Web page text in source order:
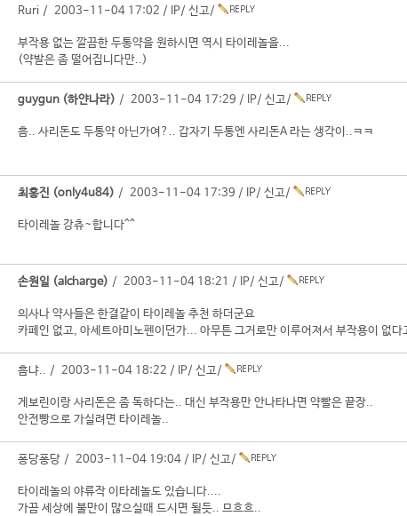
Ruri / 2003-11-04 17:02 / IP/ 신고/
부작용 없는 깔끔한 두통약을 원하시면 역시 타이레놀을...
(약발은 좀 떨어집니다만..)
guygun (하얀나라) / 2003-11-04 17:29 / IP/ 신고/
흠.. 사리돈도 두통약 아닌가여?.. 갑자기 두통엔 사리돈A 라는 생각이..ㅋㅋ
최홍진 (only4u84) / 2003-11-04 17:39 / IP/ 신고/
타이레놀 강츄~합니다^^
손원일 (alcharge) / 2003-11-04 18:21 / IP/ 신고/
의사나 약사들은 한결같이 타이레놀 추천 하더군요
카페인 없고, 아세트아미노펜이던가... 아무튼 그거로만 이루어져서 부작용이 없다
흠냐.. / 2003-11-04 18:22 / IP/ 신고/
게보린이랑 사리돈은 좀 독하다는.. 대신 부작용만 안나타나면 약빨은 끝장..
안전빵으로 가실려면 타이레놀..
퐁당퐁당 / 2003-11-04 19:04 / IP/ 신고/
타이레놀의 야류작 이타레놀도 있습니다....
가끔 세상에 불만이 많으실때 드시면 될듯.. 므흐흐..